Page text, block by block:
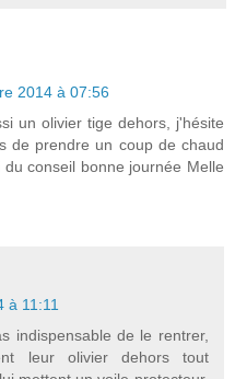
2014 à 07:56
un olivier tige dehors, j'hésite
de prendre un coup de chaud
conseil bonne journée Melle
à 11:11
indispensable de le rentrer,
leur olivier dehors tout